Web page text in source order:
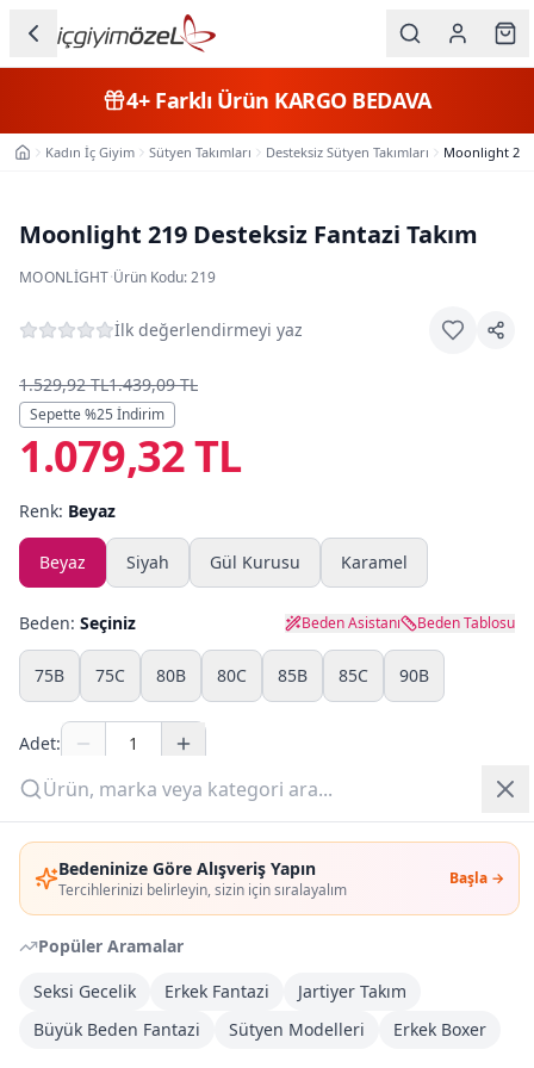
Bedeninize Göre Alışveriş Yapın
Tercihlerinizi belirleyin, sizin için sıralayalım
Başla →
Popüler Aramalar
Seksi Gecelik
Erkek Fantazi
Jartiyer Takım
Büyük Beden Fantazi
Sütyen Modelleri Erkek Boxer
Kategorileri
Çocuk
Fantazi
Büyük
Beden
Plaj & Mayo
Yazlık Pijama
Kampanyalar
Yeni Gelenler
OUTLET
Giriş Yap
Üye Ol
4+Farklı Ürün KARGO BEDAVA
Ana SayfaKadın İç Giyim Sütyen Takımları Desteksiz Sütyen Takımları Moonlight 219
Moonlight 219 Desteksiz Fantazi Takım
MOONLIGHT·Ürün Kodu:219
İlk değerlendirmeyi yaz
1.529,92 TL1.439,09 TL
Sepette %25 İndirim
1.079,32 TL
Renk: Beyaz
Beyaz Siyah Gül Kurusu Karamel
Beden: Seçiniz Beden Asistanı Beden Tablosu
75B 75C 80B 80C 85B 85C 90B
Adet:
Sepete Ekle
Şimdi Al
DHL Kargoya Teslim
1-3 İş Günü
Kargo Bedava